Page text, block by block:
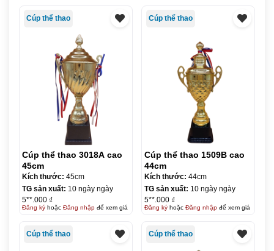
Cúp thể thao
Cúp thể thao 3018A cao
45cm
Kích thước: 45cm
TG sản xuất: 10 ngày ngày
5**.000 ₫
Đăng kýhoặc Đăng nhậpđể xem giá
Cúp thể thao
Cúp thể thao 1509B cao
44cm
Kích thước: 44cm
TG sản xuất: 10 ngày ngày
5**.000 ₫
Đăng kýhoặc Đăng nhậpđể xem giá
Cúp thể thao Cúp thể thao